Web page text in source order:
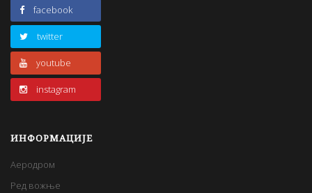
facebook
twitter
youtube
instagram
ИНФОРМАЦИЈЕ
Аеродром
Ред вожње